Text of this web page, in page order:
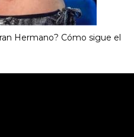
Hermano? Cómo sigue el